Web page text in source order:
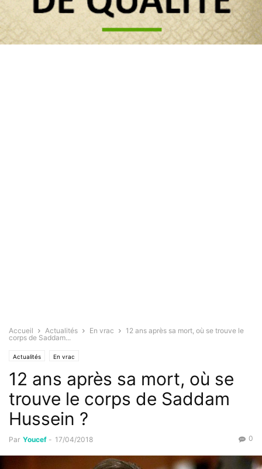
Accueil Actualités En vrac
12 ans après sa mort, où se trouve le
corps de Saddam...
Actualités En vrac
12 ans après sa mort, où se
trouve le corps de Saddam
Hussein ?
Par Youcef - 17/04/2018 0